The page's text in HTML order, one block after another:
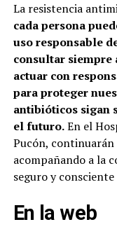
La resistencia
cada persona
uso responsable
consultar siempre
actuar con
para proteger
antibióticos sigan
el futuro.En el
Pucón,
acompañando a la
seguro y
En la web